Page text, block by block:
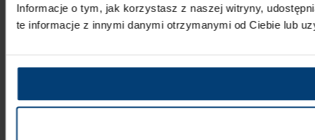
Informacje o tym, jak korzystasz z naszej witryny,
te informacje z innymi danymi otrzymanymi od Ciebie lub